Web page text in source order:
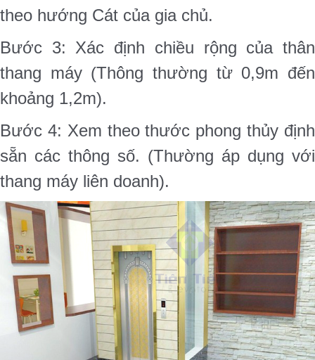
theo hướng Cát của gia chủ.
Bước 3: Xác định chiều rộng của thân
thang máy (Thông thường từ 0,9m đến
khoảng 1,2m).
Bước 4: Xem theo thước phong thủy định
sẵn các thông số. (Thường áp dụng với
thang máy liên doanh).